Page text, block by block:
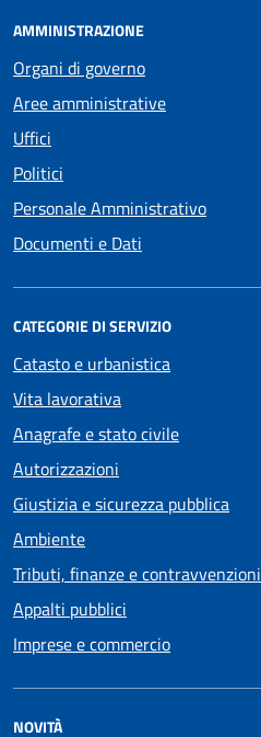
AMMINISTRAZIONE
Organi di governo
Aree amministrative
Uffici
Politici
Personale Amministrativo
Documenti e Dati
CATEGORIE DI SERVIZIO
Catasto e urbanistica
Vita lavorativa
Anagrafe e stato civile
Autorizzazioni
Giustizia e sicurezza pubblica
Ambiente
Tributi, finanze e contravvenzioni
Appalti pubblici
Imprese e commercio
NOVITÀ